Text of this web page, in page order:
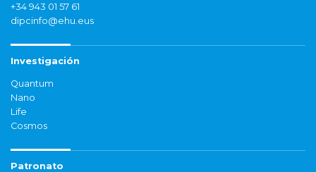
+34 943 01 57 61
dipcinfo@ehu.eus
Investigación
Quantum
Nano
Life
Cosmos
Patronato